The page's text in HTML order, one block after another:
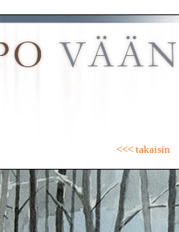
<<< takaisin